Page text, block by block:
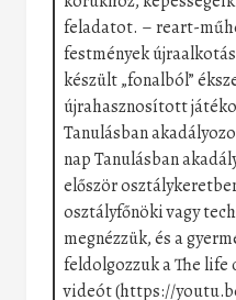
feladatot. – reart-
festmények
készült „fonalból”
újrahasznosított
Tanulásban
nap Tanulásban
először
osztályfőnöki vagy
megnézzük, és a
feldolgozzuk a The
videót (https://